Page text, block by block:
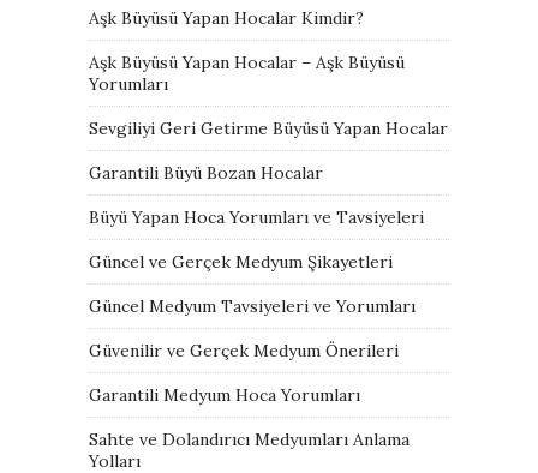
Aşk Büyüsü Yapan Hocalar Kimdir?
Aşk Büyüsü Yapan Hocalar – Aşk Büyüsü
Yorumları
Sevgiliyi Geri Getirme Büyüsü Yapan Hocalar
Garantili Büyü Bozan Hocalar
Büyü Yapan Hoca Yorumları ve Tavsiyeleri
Güncel ve Gerçek Medyum Şikayetleri
Güncel Medyum Tavsiyeleri ve Yorumları
Güvenilir ve Gerçek Medyum Önerileri
Garantili Medyum Hoca Yorumları
Sahte ve Dolandırıcı Medyumları Anlama
Yolları